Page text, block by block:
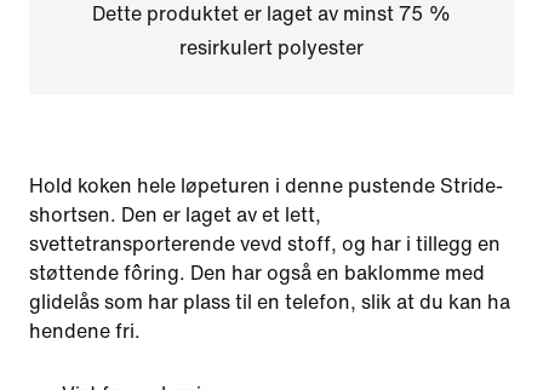
Dette produktet er laget av minst 75 %
resirkulert polyester
Hold koken hele løpeturen i denne pustende Stride-
shortsen. Den er laget av et lett,
svettetransporterende vevd stoff, og har i tillegg en
støttende fôring. Den har også en baklomme med
glidelås som har plass til en telefon, slik at du kan ha
hendene fri.